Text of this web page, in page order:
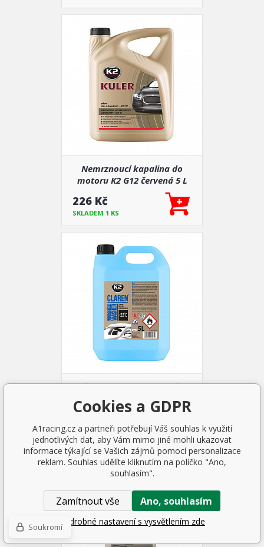
Nemrznoucí kapalina do
motoru K2 G12 červená 5 L
226 Kč
SKLADEM 1 KS
Voňavá nemrznoucí náplň K2
-22°C 5 L do ostřikovačů
SKLADEM 1 KS
Cookies a GDPR
A1racing.cz a partneři potřebují Váš souhlas k využití
jednotlivých dat, aby Vám mimo jiné mohli ukazovat
informace týkající se Vašich zájmů pomocí personalizace
reklam. Souhlas udělíte kliknutím na políčko "Ano,
souhlasím".
Zamítnout vše Ano, souhlasím
Podrobné nastavení s vysvětlením zde
Soukromí